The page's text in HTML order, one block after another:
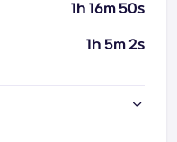
1h 16m 50s
1h 5m 2s